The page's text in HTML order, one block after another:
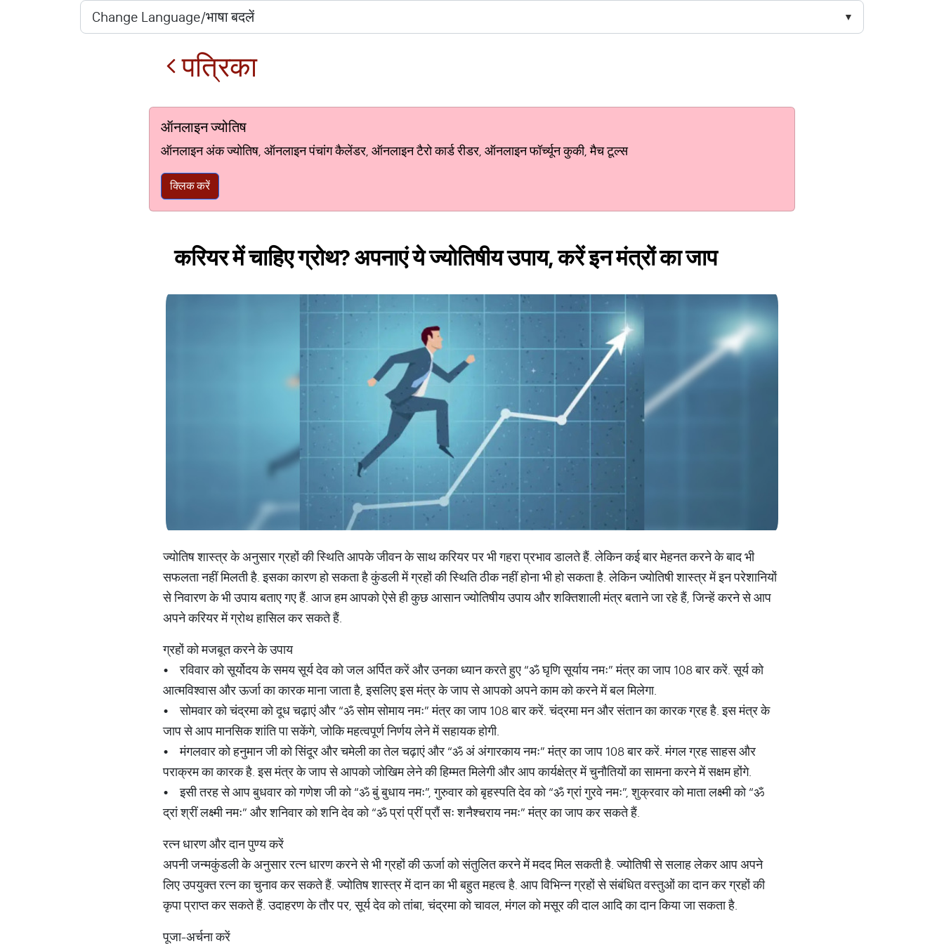
पत्रिका
ऑनलाइन ज्योतिष
ऑनलाइन अंक ज्योतिष, ऑनलाइन पंचांग कैलेंडर, ऑनलाइन टैरो कार्ड रीडर, ऑनलाइन फॉर्च्यून कुकी, मैच टूल्स
क्लिक करें
करियर में चाहिए ग्रोथ? अपनाएं ये ज्योतिषीय उपाय, करें इन मंत्रों का जाप
ज्योतिष शास्त्र के अनुसार ग्रहों की स्थिति आपके जीवन के साथ करियर पर भी गहरा प्रभाव डालते हैं. लेकिन कई बार मेहनत करने के बाद भी
सफलता नहीं मिलती है. इसका कारण हो सकता है कुंडली में ग्रहों की स्थिति ठीक नहीं होना भी हो सकता है. लेकिन ज्योतिषी शास्त्र में इन परेशानियों
से निवारण के भी उपाय बताए गए हैं. आज हम आपको ऐसे ही कुछ आसान ज्योतिषीय उपाय और शक्तिशाली मंत्र बताने जा रहे हैं, जिन्हें करने से आप
अपने करियर में ग्रोथ हासिल कर सकते हैं.
ग्रहों को मजबूत करने के उपाय
• रविवार को सूर्योदय के समय सूर्य देव को जल अर्पित करें और उनका ध्यान करते हुए “ॐ घृणि सूर्याय नमः” मंत्र का जाप 108 बार करें. सूर्य को
आत्मविश्वास और ऊर्जा का कारक माना जाता है, इसलिए इस मंत्र के जाप से आपको अपने काम को करने में बल मिलेगा.
• सोमवार को चंद्रमा को दूध चढ़ाएं और “ॐ सोम सोमाय नमः” मंत्र का जाप 108 बार करें. चंद्रमा मन और संतान का कारक ग्रह है. इस मंत्र के
जाप से आप मानसिक शांति पा सकेंगे, जोकि महत्वपूर्ण निर्णय लेने में सहायक होगी.
• मंगलवार को हनुमान जी को सिंदूर और चमेली का तेल चढ़ाएं और “ॐ अं अंगारकाय नमः” मंत्र का जाप 108 बार करें. मंगल ग्रह साहस और
पराक्रम का कारक है. इस मंत्र के जाप से आपको जोखिम लेने की हिम्मत मिलेगी और आप कार्यक्षेत्र में चुनौतियों का सामना करने में सक्षम होंगे.
• इसी तरह से आप बुधवार को गणेश जी को “ॐ बुं बुधाय नमः”, गुरुवार को बृहस्पति देव को “ॐ ग्रां गुरवे नमः”, शुक्रवार को माता लक्ष्मी को “ॐ
द्रां श्रीं लक्ष्मी नमः” और शनिवार को शनि देव को “ॐ प्रां प्रीं प्रौं सः शनैश्चराय नमः” मंत्र का जाप कर सकते हैं.
रत्न धारण और दान पुण्य करें
अपनी जन्मकुंडली के अनुसार रत्न धारण करने से भी ग्रहों की ऊर्जा को संतुलित करने में मदद मिल सकती है. ज्योतिषी से सलाह लेकर आप अपने
लिए उपयुक्त रत्न का चुनाव कर सकते हैं. ज्योतिष शास्त्र में दान का भी बहुत महत्व है. आप विभिन्न ग्रहों से संबंधित वस्तुओं का दान कर ग्रहों की
कृपा प्राप्त कर सकते हैं. उदाहरण के तौर पर, सूर्य देव को तांबा, चंद्रमा को चावल, मंगल को मसूर की दाल आदि का दान किया जा सकता है.
पूजा-अर्चना करें